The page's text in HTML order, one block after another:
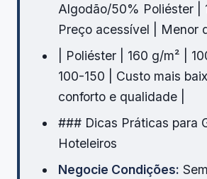
Algodão/50% Poliéster |
Preço acessível | Menor
| Poliéster | 160 g/m² |
100-150 | Custo mais
conforto e qualidade |
### Dicas Práticas para
Hoteleiros
Negocie Condições: